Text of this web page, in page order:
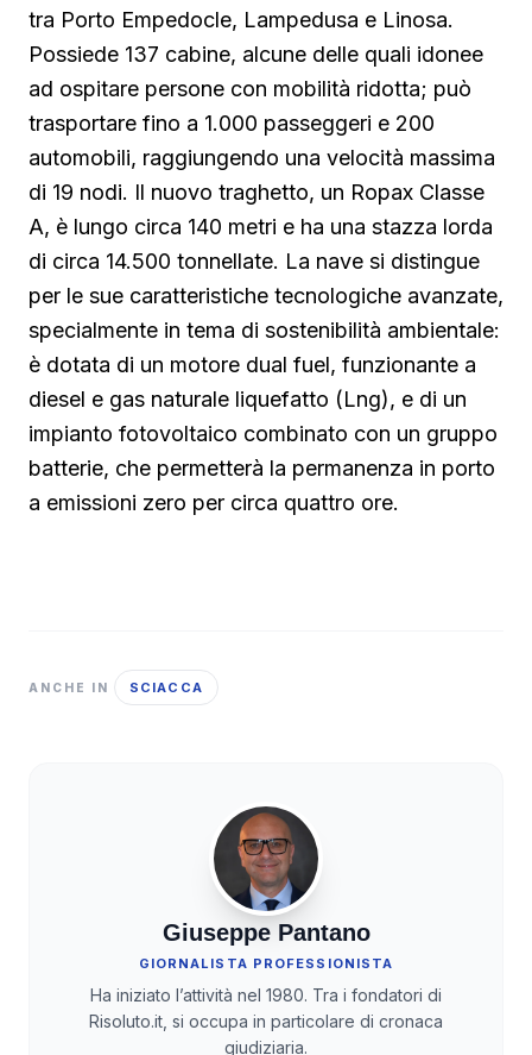
tra Porto Empedocle, Lampedusa e Linosa.
Possiede 137 cabine, alcune delle quali idonee
ad ospitare persone con mobilità ridotta; può
trasportare fino a 1.000 passeggeri e 200
automobili, raggiungendo una velocità massima
di 19 nodi. Il nuovo traghetto, un Ropax Classe
A, è lungo circa 140 metri e ha una stazza lorda
di circa 14.500 tonnellate. La nave si distingue
per le sue caratteristiche tecnologiche avanzate,
specialmente in tema di sostenibilità ambientale:
è dotata di un motore dual fuel, funzionante a
diesel e gas naturale liquefatto (Lng), e di un
impianto fotovoltaico combinato con un gruppo
batterie, che permetterà la permanenza in porto
a emissioni zero per circa quattro ore.
ANCHE IN SCIACCA
Giuseppe Pantano
GIORNALISTA PROFESSIONISTA
Ha iniziato l’attività nel 1980. Tra i fondatori di
Risoluto.it, si occupa in particolare di cronaca
giudiziaria.